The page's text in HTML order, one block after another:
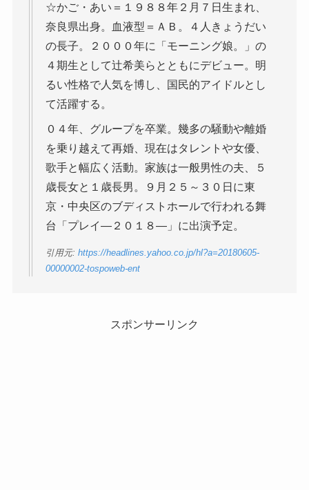
☆かご・あい＝１９８８年２月７日生まれ、
奈良県出身。血液型＝ＡＢ。４人きょうだい
の長子。２０００年に「モーニング娘。」の
４期生として辻希美らとともにデビュー。明
るい性格で人気を博し、国民的アイドルとし
て活躍する。
０４年、グループを卒業。幾多の騒動や離婚
を乗り越えて再婚、現在はタレントや女優、
歌手と幅広く活動。家族は一般男性の夫、５
歳長女と１歳長男。９月２５～３０日に東
京・中央区のブディストホールで行われる舞
台「プレイ―２０１８―」に出演予定。
引用元: https://headlines.yahoo.co.jp/hl?a=20180605-
00000002-tospoweb-ent
スポンサーリンク